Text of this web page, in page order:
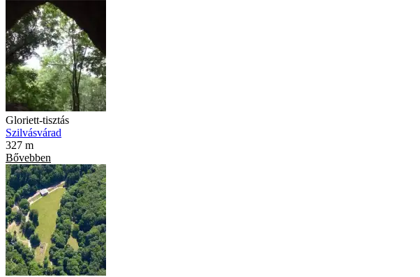
Gloriett-tisztás
Szilvásvárad
327 m
Bővebben